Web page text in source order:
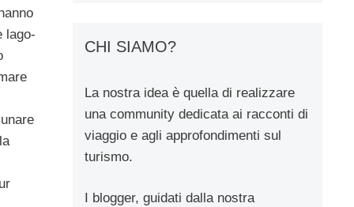
lago-
CHI SIAMO?
La nostra idea è quella di realizzare
una community dedicata ai racconti di
viaggio e agli approfondimenti sul
turismo.
I blogger, guidati dalla nostra